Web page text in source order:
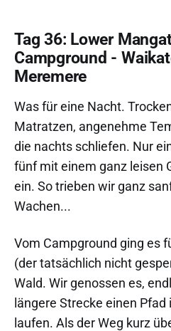
Tag 36: Lower
Campground -
Meremere
Was für eine Nacht.
Matratzen, angenehme
die nachts schliefen. Nur
fünf mit einem ganz leisen
ein. So trieben wir ganz
Wachen...
Vom Campground ging es
(der tatsächlich nicht
Wald. Wir genossen es,
längere Strecke einen Pfad
laufen. Als der Weg kurz